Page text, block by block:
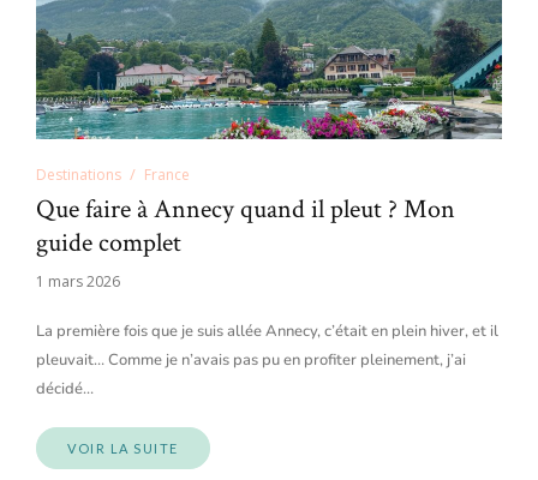
Destinations France
Que faire à Annecy quand il pleut ? Mon
guide complet
1 mars 2026
La première fois que je suis allée Annecy, c’était en plein hiver, et il
pleuvait… Comme je n’avais pas pu en profiter pleinement, j’ai
décidé…
VOIR LA SUITE